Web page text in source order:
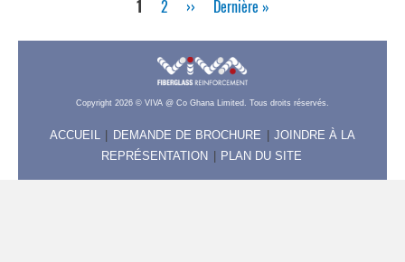
Page
1 Page
2
Page
››
Dernière
Dernière »
Copyright 2026 © VIVA @ Co Ghana Limited. Tous droits réservés.
ACCUEIL DEMANDE DE BROCHURE
JOINDRE À LA
REPRÉSENTATION
PLAN DU SITE